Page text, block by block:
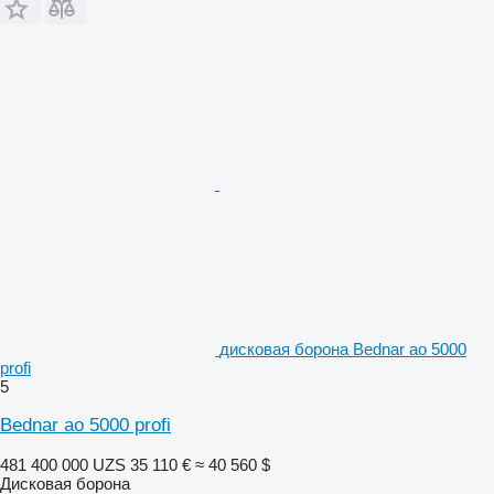
дисковая борона Bednar ao 5000
profi
5
Bednar ao 5000 profi
481 400 000 UZS 35 110 € ≈ 40 560 $
Дисковая борона